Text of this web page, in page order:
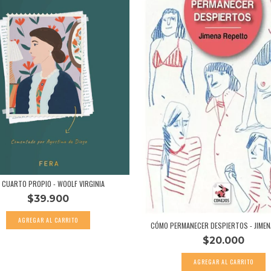
PROPIO - WOOLF VIRGINIA
$39.900
CÓMO PERMANECER DESPIERTOS -
$20.000